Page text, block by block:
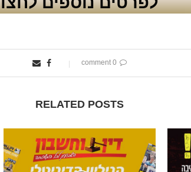
0 comment
RELATED POSTS